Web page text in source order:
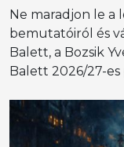
Ne maradjon le a
bemutatóiról és
Balett, a Bozsik
Balett 2026/27-